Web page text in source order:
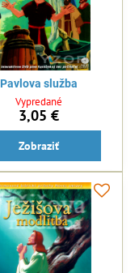
Pavlova služba
Vypredané
3,05 €
Zobraziť